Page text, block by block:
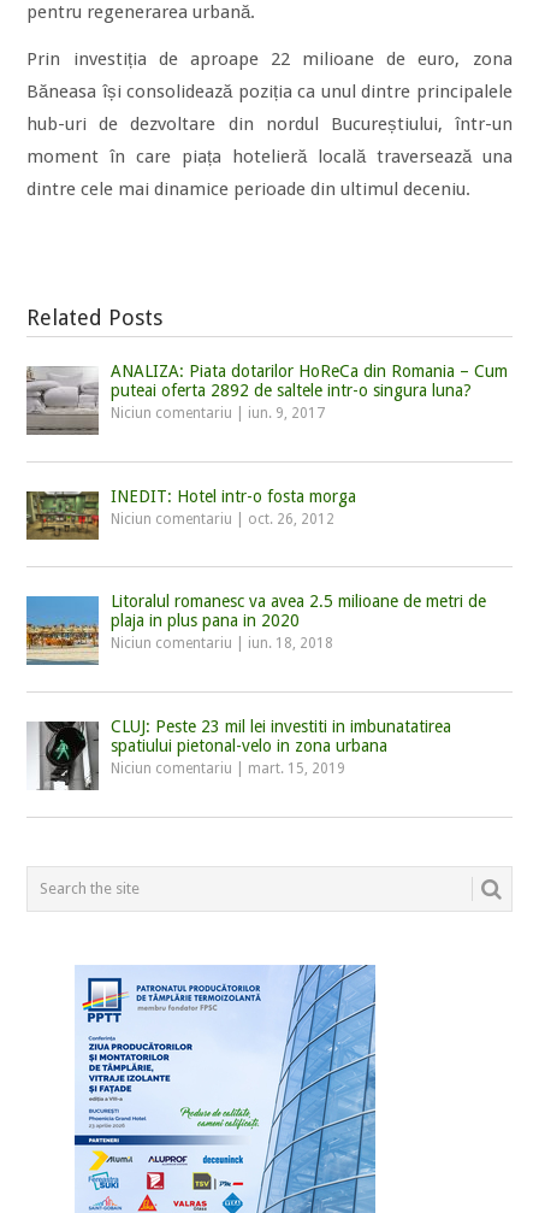
pentru regenerarea urbană.
Prin investiția de aproape 22 milioane de euro, zona
Băneasa își consolidează poziția ca unul dintre principalele
hub-uri de dezvoltare din nordul Bucureștiului, într-un
moment în care piața hotelieră locală traversează una
dintre cele mai dinamice perioade din ultimul deceniu.
Related Posts
ANALIZA: Piata dotarilor HoReCa din Romania – Cum
puteai oferta 2892 de saltele intr-o singura luna?
Niciun comentariu iun. 9, 2017
INEDIT: Hotel intr-o fosta morga
Niciun comentariu oct. 26, 2012
Litoralul romanesc va avea 2.5 milioane de metri de
plaja in plus pana in 2020
Niciun comentariu iun. 18, 2018
CLUJ: Peste 23 mil lei investiti in imbunatatirea
spatiului pietonal-velo in zona urbana
Niciun comentariu mart. 15, 2019